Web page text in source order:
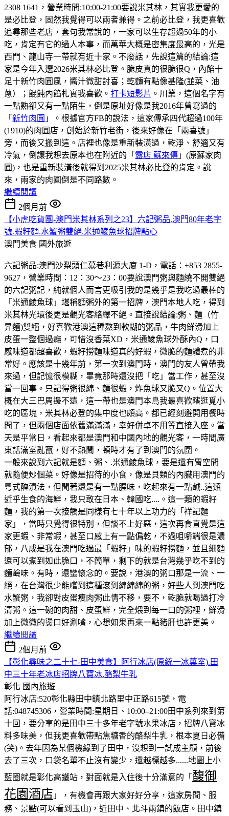
2308 1641，營業時間:10:00-21:00要說米其林，其實我更愛的
是必比登，固然我覺得可以兩者兼得。之前必比登，我更喜歡
追尋那些老店，套句我常說的，一家可以生存超過50年的小
吃，肯定有它的過人本事，而萬華大概是密集度最高的，光是
西門、龍山寺一帶就有近十家。不廢話，先說這篇的結論:這
家是今年入選2026米其林必比登。脆皮真的很脆很Q，內餡十
足十新竹肉圓風，醬汁微甜討喜；乾麵有點像基隆(韮菜、油
蔥）；餛飩內餡札實我喜歡。 打卡短影片 。川業，這個名字有
一點熟卻又有一點陌生，倒是原址好像是我2016年曾寫過的
「 新竹肉圓 」。根據官方FB的說法，這家傳承四代超過100年
(1910)的肉圓店，創始於新竹老街，後來好像在「兩喜號」
旁，而後又搬到這。店裡也像是重新裝潢過，乾淨、舒適又有
冷氣，倒讓我想去原本也在附近的「 露店 蘇來傳 」(原蘇家肉
圓)，也是重新裝潢後就得到2025米其林必比登的肯定。說
來，兩家的肉圓倒是不同路數。
繼續閱讀
2個月前
【小虎吃貨團-澳門米其林系列之23】六記粥品.澳門80年老字
號.蝦籽麵.水蟹粥雙絕.米通鯪魚球招牌點心
澳門美食 國外旅遊
六記粥品:澳門沙梨頭仁慕巷利源大廈 1-D，電話：+853 2855-
9627，營業時間：12：30～23：00要說澳門粥與麵繞不開雙絕
的六記粥記，純就個人而言更吸引我的是幾乎是我吃過最棒的
「米通鯪魚球」堪稱麵粥外的第一招牌，澳門本地人吃，得到
米其林光環後更是觀光客絡繹不絕。直接說結論:粥、麵（竹
昇麵)雙絕，好喜歡港澳這種熬到軟糊的粥品，牛肉鮮滑加上
皮蛋一整個過癮，可惜沒香菜XD，米通鯪魚球外酥內Q，口
感味道都超喜歡，蝦籽撈麵味道真的好蝦，微脆的麵體煮的非
常好。應該是十幾年前，第一次到澳門時，澳門的友人曾帶我
來過，但記憶很模糊，畢竟那時還沒把「吃」當工作，甚至沒
當一回事。只記得粥很綿、麵很蝦，炸魚球又脆又Q。位置大
概在大三巴周邊不遠，這一帶也是澳門本島我最喜歡瞎逛覓小
吃的區塊，米其林必登的集中度也頗高。都已經刻避開用餐時
間了，但兩個店面依舊滿滿滿，幸好併卓不用等直接入座。當
天是平常日，看起來都是澳門和中國內地的觀光客，一時間廣
東話滿室亂竄，好不熱鬧，頓時才有了到澳門的氛圍。
一般來說到六記就是麵、粥、.米通鯪魚球，要是還有胃空間
就隨便炒個菜。好像是招待的小食，像是貝類的內臟用澳門的
粵式醃漬法，但聞著還是有一點腥味，吃起來有一點鹹..這類
近乎生食的海鮮，我只敢在日本、韓國吃....。這一類的蝦籽
麵，我的第一次接觸是同樣有七十年以上功力的「祥記麵
家」，當時只覺得很特別，但談不上好惡，這次再食直覺是這
家更蝦、非常蝦，甚至口感上有一點偏乾，不過咀嚼端很是濃
郁，八成是我在澳門吃過最「蝦籽」味的蝦籽撈麵，並且細麵
還可以煮到如此脆口，不簡單，剩下的就是台灣幾乎吃不到的
麵鹼味。有時，還蠻懷念的。要說，港澳的粥口那是一流、一
絕，在台灣很少能嚐到這種滾到綿綿綿的粥，好些人到澳門吃
水蟹粥，我卻對皮蛋瘦肉粥此情不移，要不，乾脆就喝過打冷
清粥。這一碗的肉甜、皮蛋鮮，完全煨到每一口的粥裡，鮮滑
加上微微的燙口好涮嘴，心想如果再來一點豬肝也許更美。
繼續閱讀
2個月前
【彰化尋味之二十七-田中美食】阿行冰店(原統一冰菓室).田
中三十年老冰店招牌八寶冰.酪梨牛乳
彰化 國內旅遊
阿行冰店:520彰化縣田中鎮北路里中正路615號，電
話:048745306，營業時間:星期日、10:00–21:00田中系列來到第
十回，要分享的是田中三十多年老字號水果冰店，招牌八寶冰
料多味美，但我更喜歡帶點焦糖香的酪梨牛乳，根本夏日必備
(笑)。去年因為某個機緣到了田中，沒想到一試成主顧，前後
去了三次，口袋名單不止沒有變少，還越標越多......地圖上小
藍圈就是彰化高鐵站，對面就是入住後十分滿意的「 馥御
花園酒店 」，有機會再跟大家好好分享，這家房間、服
務、景點(可以看到玉山)，近田中、北斗兩鎮的飯店。田中鎮